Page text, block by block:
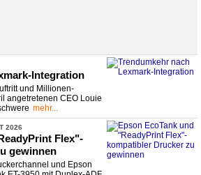
​Integration
und Millionen-
angetretenen CEO Louie
mehr...
2026
Flex"-
gewinnen
und Epson